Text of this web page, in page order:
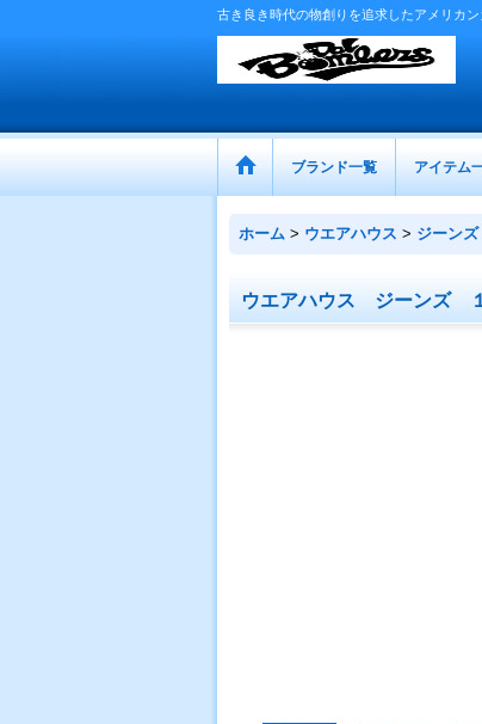
古き良き時代の物創りを追求したアメリカ
ブランド一覧 アイテム
ホーム > ウエアハウス > ジーンズ
ウエアハウス ジーンズ